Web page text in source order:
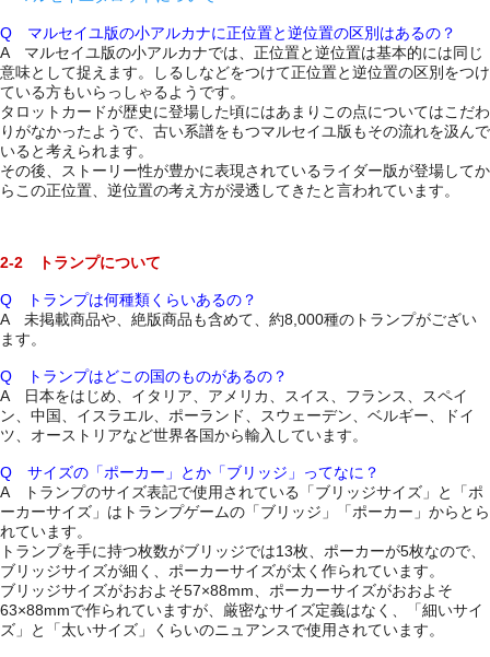
Q マルセイユ版の小アルカナに正位置と逆位置の区別はあるの？
A マルセイユ版の小アルカナでは、正位置と逆位置は基本的には同じ
意味として捉えます。しるしなどをつけて正位置と逆位置の区別をつけ
ている方もいらっしゃるようです。
タロットカードが歴史に登場した頃にはあまりこの点についてはこだわ
りがなかったようで、古い系譜をもつマルセイユ版もその流れを汲んで
いると考えられます。
その後、ストーリー性が豊かに表現されているライダー版が登場してか
らこの正位置、逆位置の考え方が浸透してきたと言われています。
2-2 トランプについて
Q トランプは何種類くらいあるの？
A 未掲載商品や、絶版商品も含めて、約8,000種のトランプがござい
ます。
Q トランプはどこの国のものがあるの？
A 日本をはじめ、イタリア、アメリカ、スイス、フランス、スペイ
ン、中国、イスラエル、ポーランド、スウェーデン、ベルギー、ドイ
ツ、オーストリアなど世界各国から輸入しています。
Q サイズの「ポーカー」とか「ブリッジ」ってなに？
A トランプのサイズ表記で使用されている「ブリッジサイズ」と「ポ
ーカーサイズ」はトランプゲームの「ブリッジ」「ポーカー」からとら
れています。
トランプを手に持つ枚数がブリッジでは13枚、ポーカーが5枚なので、
ブリッジサイズが細く、ポーカーサイズが太く作られています。
ブリッジサイズがおおよそ57×88mm、ポーカーサイズがおおよそ
63×88mmで作られていますが、厳密なサイズ定義はなく、「細いサイ
ズ」と「太いサイズ」くらいのニュアンスで使用されています。